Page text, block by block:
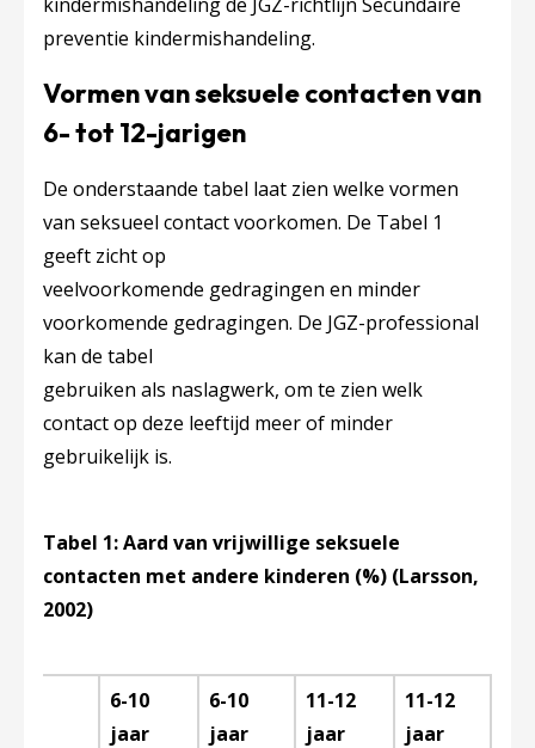
preventie kindermishandeling.
Vormen van seksuele contacten van
6- tot 12-jarigen
De onderstaande tabel laat zien welke vormen
van seksueel contact voorkomen. De Tabel 1
geeft zicht op
veelvoorkomende gedragingen en minder
voorkomende gedragingen. De JGZ-professional
kan de tabel
gebruiken als naslagwerk, om te zien welk
contact op deze leeftijd meer of minder
gebruikelijk is.
Tabel 1: Aard van vrijwillige seksuele
contacten met andere kinderen (%) (Larsson,
2002)
6-10
jaar
6-10
jaar
11-12
jaar
11-12
jaar